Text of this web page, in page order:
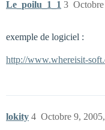
Le_poilu_1_1 3
exemple de logiciel :
http://www.whereisit-
lokity Octobre 9,
4